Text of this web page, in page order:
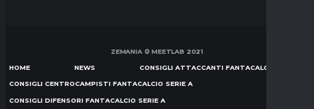
ZEMANIA © MEETLAB 2021
HOME NEWS CONSIGLI ATTACCANTI FANTACALCIO SERIE A
CONSIGLI CENTROCAMPISTI FANTACALCIO SERIE A
CONSIGLI DIFENSORI FANTACALCIO SERIE A